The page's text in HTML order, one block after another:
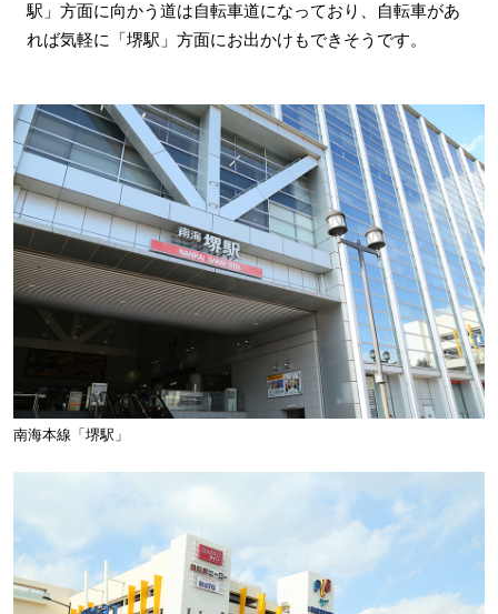
駅」方面に向かう道は自転車道になっており、自転車があ
れば気軽に「堺駅」方面にお出かけもできそうです。
南海本線「堺駅」